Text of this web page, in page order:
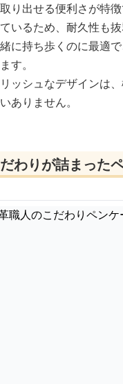
り出せる便利さが特徴
いるため、耐久性も抜
に持ち歩くのに最適
す。
ッシュなデザインは
ありません。
わりが詰まった